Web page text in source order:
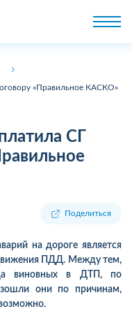
«Правильное КАСКО»
СГ
Поделиться
на дороге является
ПДД. Между тем,
виновных в ДТП, по
они по причинам,